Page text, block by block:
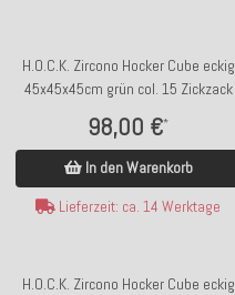
H.O.C.K. Zircono Hocker Cube eckig
45x45x45cm grün col. 15 Zickzack
98,00 €*
In den Warenkorb
Lieferzeit: ca. 14 Werktage
H.O.C.K. Zircono Hocker Cube eckig